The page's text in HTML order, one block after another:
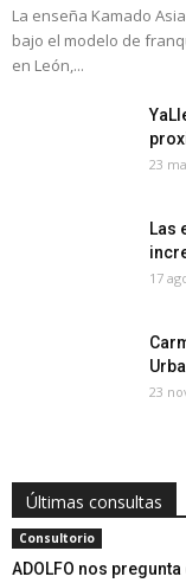
La enseña Kamado
bajo el modelo de
en León,...
23
Las
17
23
Últimas consultas
Consultorio
ADOLFO nos pregunta